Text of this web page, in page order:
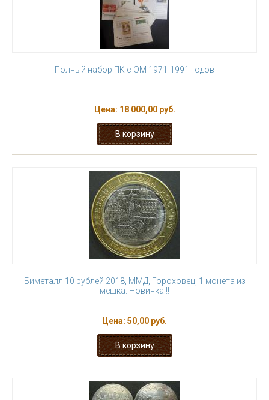
Полный набор ПК с ОМ 1971-1991 годов
Цена: 18 000,00 руб.
Биметалл 10 рублей 2018, ММД, Гороховец, 1 монета из
мешка. Новинка !!
Цена: 50,00 руб.